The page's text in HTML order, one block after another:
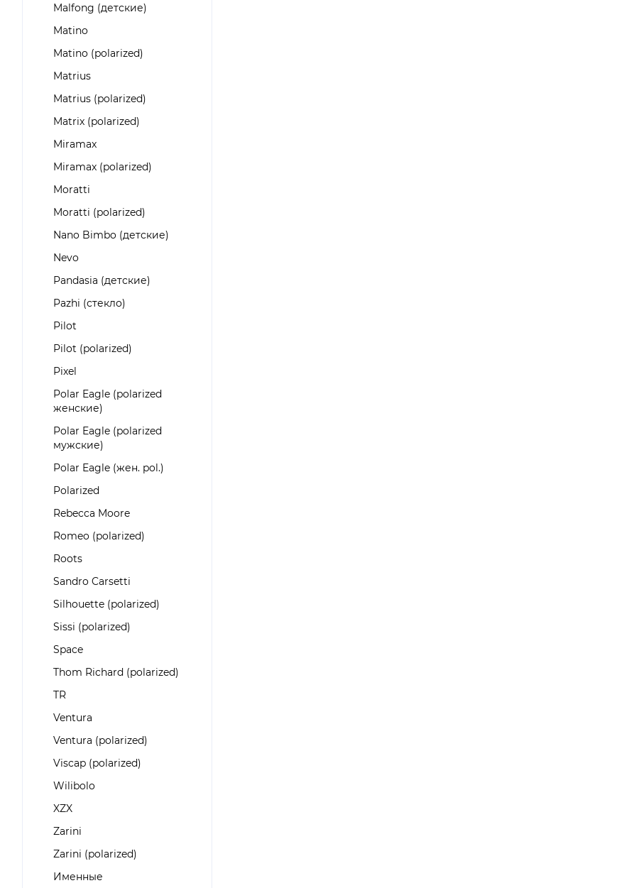
Malfong (детские)
Matino
Matino (polarized)
Matrius
Matrius (polarized)
Matrix (polarized)
Miramax
Miramax (polarized)
Moratti
Moratti (polarized)
Nano Bimbo (детские)
Nevo
Pandasia (детские)
Pazhi (стекло)
Pilot
Pilot (polarized)
Pixel
Polar Eagle (polarized
женские)
Polar Eagle (polarized
мужские)
Polar Eagle (жен. pol.)
Polarized
Rebecca Moore
Romeo (polarized)
Roots
Sandro Carsetti
Silhouette (polarized)
Sissi (polarized)
Space
Thom Richard (polarized)
TR
Ventura
Ventura (polarized)
Viscap (polarized)
Wilibolo
XZX
Zarini
Zarini (polarized)
Именные